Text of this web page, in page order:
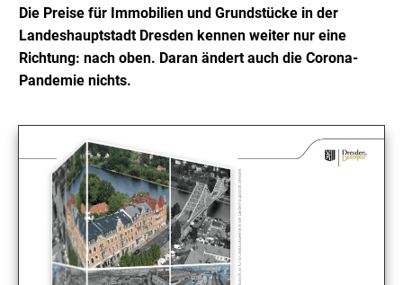
Die Preise für Immobilien und Grundstücke in der
Landeshauptstadt Dresden kennen weiter nur eine
Richtung: nach oben. Daran ändert auch die Corona-
Pandemie nichts.